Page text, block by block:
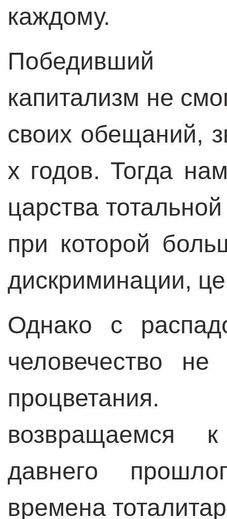
каждому.
Победивший
капитализм не
своих обещаний,
х годов. Тогда
царства
при которой
дискриминации,
Однако с
человечество
возвращаемся
давнего
времена